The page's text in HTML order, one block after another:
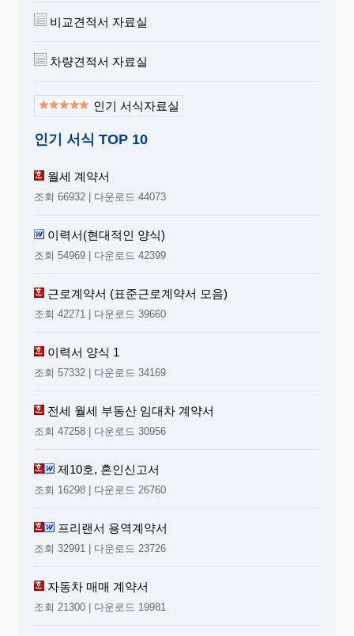
비교견적서 자료실
차량견적서 자료실
인기 서식자료실
인기 서식 TOP 10
월세 계약서
조회 66932 | 다운로드 44073
이력서(현대적인 양식)
조회 54969 | 다운로드 42399
근로계약서 (표준근로계약서 모음)
조회 42271 | 다운로드 39660
이력서 양식 1
조회 57332 | 다운로드 34169
전세 월세 부동산 임대차 계약서
조회 47258 | 다운로드 30956
제10호, 혼인신고서
조회 16298 | 다운로드 26760
프리랜서 용역계약서
조회 32991 | 다운로드 23726
자동차 매매 계약서
조회 21300 | 다운로드 19981